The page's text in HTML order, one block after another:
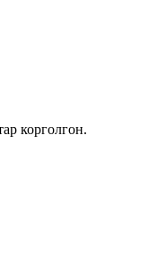
корголгон.